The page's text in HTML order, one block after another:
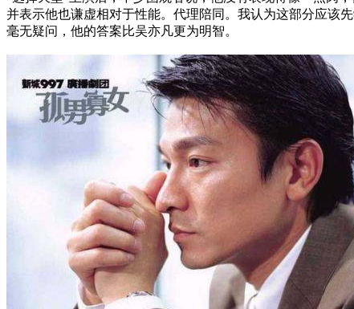
并表示他也谦虚相对于性能。代理陪同。我认为这部分应该
毫无疑问，他的答案比吴亦凡更为明智。